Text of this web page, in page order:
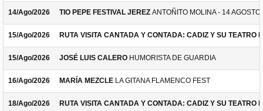
14/Ago/2026 TIO PEPE FESTIVAL JEREZ ANTOÑITO MOLINA - 14 AGOSTO
15/Ago/2026 RUTA VISITA CANTADA Y CONTADA: CADIZ Y SU TEATRO
15/Ago/2026 JOSÉ LUIS CALERO HUMORISTA DE GUARDIA
16/Ago/2026 MARÍA MEZCLE LA GITANA FLAMENCO FEST
18/Ago/2026 RUTA VISITA CANTADA Y CONTADA: CADIZ Y SU TEATRO